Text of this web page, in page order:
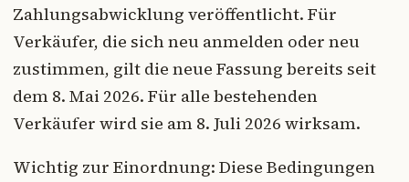
Zahlungsabwicklung veröffentlicht. Für
Verkäufer, die sich neu anmelden oder neu
zustimmen, gilt die neue Fassung bereits seit
dem 8. Mai 2026. Für alle bestehenden
Verkäufer wird sie am 8. Juli 2026 wirksam.
Wichtig zur Einordnung: Diese Bedingungen